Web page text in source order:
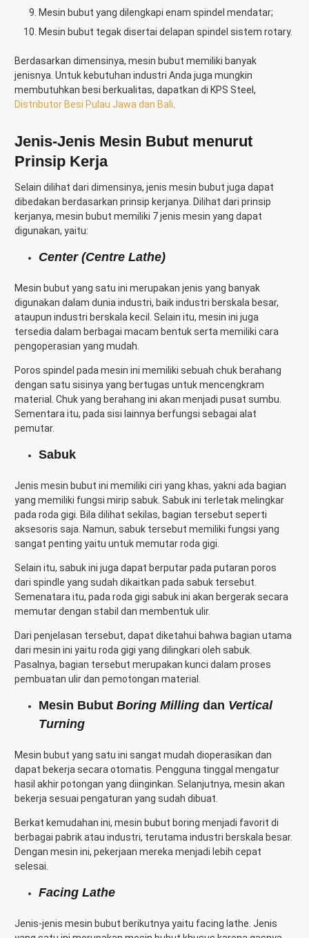
Mesin bubut yang dilengkapi enam spindel mendatar;
Mesin bubut tegak disertai delapan spindel sistem rotary.
Berdasarkan dimensinya, mesin bubut memiliki banyak
jenisnya. Untuk kebutuhan industri Anda juga mungkin
membutuhkan besi berkualitas, dapatkan di KPS Steel,
Distributor Besi Pulau Jawa dan Bali
Jenis-Jenis Mesin Bubut menurut
Prinsip Kerja
Selain dilihat dari dimensinya, jenis mesin bubut juga dapat
dibedakan berdasarkan prinsip kerjanya. Dilihat dari prinsip
kerjanya, mesin bubut memiliki 7 jenis mesin yang dapat
digunakan, yaitu:
Center (Centre Lathe)
Mesin bubut yang satu ini merupakan jenis yang banyak
digunakan dalam dunia industri, baik industri berskala besar,
ataupun industri berskala kecil. Selain itu, mesin ini juga
tersedia dalam berbagai macam bentuk serta memiliki cara
pengoperasian yang mudah.
Poros spindel pada mesin ini memiliki sebuah chuk berahang
dengan satu sisinya yang bertugas untuk mencengkram
material. Chuk yang berahang ini akan menjadi pusat sumbu.
Sementara itu, pada sisi lainnya berfungsi sebagai alat
pemutar.
Sabuk
Jenis mesin bubut ini memiliki ciri yang khas, yakni ada bagian
yang memiliki fungsi mirip sabuk. Sabuk ini terletak melingkar
pada roda gigi. Bila dilihat sekilas, bagian tersebut seperti
aksesoris saja. Namun, sabuk tersebut memiliki fungsi yang
sangat penting yaitu untuk memutar roda gigi.
Selain itu, sabuk ini juga dapat berputar pada putaran poros
dari spindle yang sudah dikaitkan pada sabuk tersebut.
Semenatara itu, pada roda gigi sabuk ini akan bergerak secara
memutar dengan stabil dan membentuk ulir.
Dari penjelasan tersebut, dapat diketahui bahwa bagian utama
dari mesin ini yaitu roda gigi yang dilingkari oleh sabuk.
Pasalnya, bagian tersebut merupakan kunci dalam proses
pembuatan ulir dan pemotongan material.
Mesin Bubut Boring Milling dan Vertical
Turning
Mesin bubut yang satu ini sangat mudah dioperasikan dan
dapat bekerja secara otomatis. Pengguna tinggal mengatur
hasil akhir potongan yang diinginkan. Selanjutnya, mesin akan
bekerja sesuai pengaturan yang sudah dibuat.
Berkat kemudahan ini, mesin bubut boring menjadi favorit di
berbagai pabrik atau industri, terutama industri berskala besar.
Dengan mesin ini, pekerjaan mereka menjadi lebih cepat
selesai.
Facing Lathe
Jenis-jenis mesin bubut berikutnya yaitu facing lathe. Jenis